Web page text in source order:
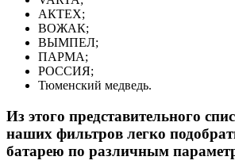
АКТЕХ;
ВОЖАК;
ВЫМПЕЛ;
ПАРМА;
РОССИЯ;
Тюменский медведь.
Из этого представительного
наших фильтров легко
батарею по различным